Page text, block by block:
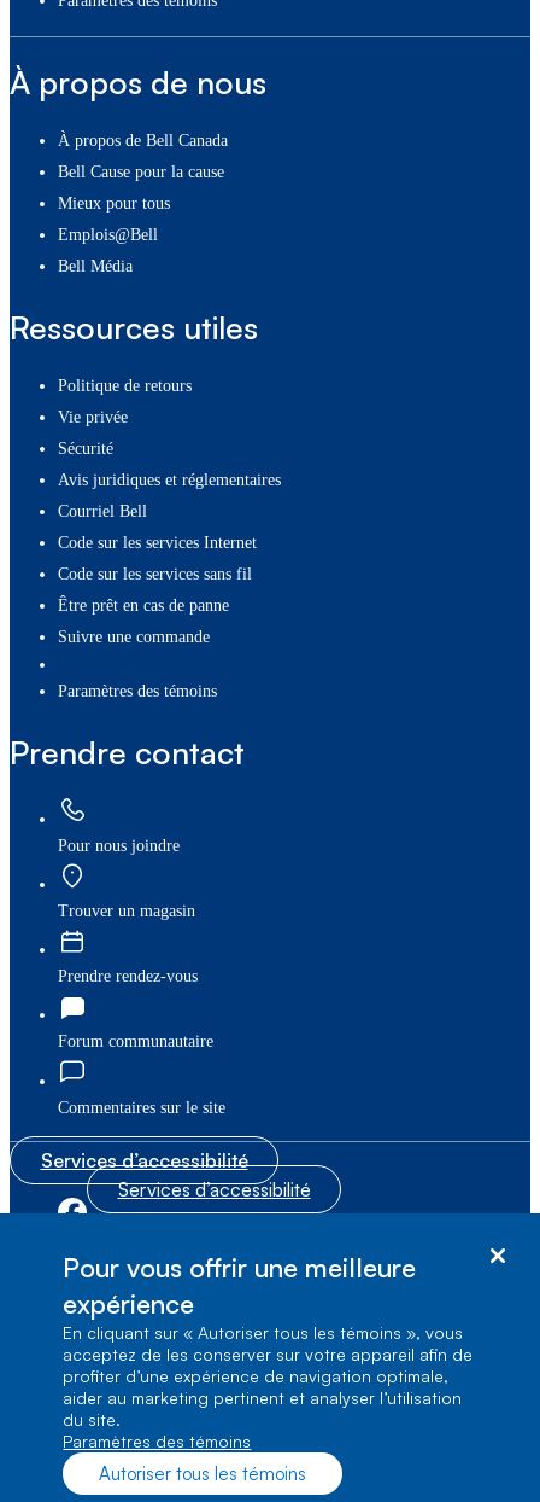
À propos de nous
À propos de Bell Canada
Bell Cause pour la cause
Mieux pour tous
Emplois@Bell
Bell Média
Ressources utiles
Politique de retours
Vie privée
Sécurité
Avis juridiques et réglementaires
Courriel Bell
Code sur les services Internet
Code sur les services sans fil
Être prêt en cas de panne
Suivre une commande
paramètres des témoins
Prendre contact
Pour nous joindre
Trouver un magasin
Prendre rendez-vous
Forum communautaire
Commentaires sur le site
Services d’accessibilité
Services d’accessibilité
1, carrefour Alexander-Graham-Bell, Aile A-7,
Verdun, Québec, H3E 3B3
Pour vous offrir une meilleure
expérience
En cliquant sur « Autoriser tous les témoins », vous
acceptez de les conserver sur votre appareil afin de
profiter d’une expérience de navigation optimale,
aider au marketing pertinent et analyser l’utilisation
du site.
Paramètres des témoins
Autoriser tous les témoins